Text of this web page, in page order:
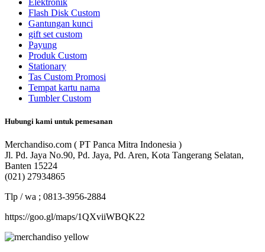
Flash Disk Custom
Gantungan kunci
gift set custom
Payung
Produk Custom
Stationary
Tas Custom Promosi
Tempat kartu nama
Tumbler Custom
Hubungi kami untuk pemesanan
Merchandiso.com ( PT Panca Mitra Indonesia )
Jl. Pd. Jaya No.90, Pd. Jaya, Pd. Aren, Kota Tangerang Selatan,
Banten 15224
(021) 27934865
Tlp / wa ; 0813-3956-2884
https://goo.gl/maps/1QXviiWBQK22